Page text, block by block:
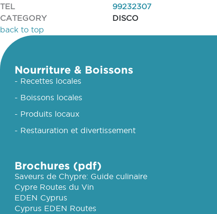
TEL
99232307
CATEGORY
DISCO
back to top
Nourriture & Boissons
- Recettes locales
- Boissons locales
- Produits locaux
- Restauration et divertissement
Brochures (pdf)
Saveurs de Chypre: Guide culinaire
Cypre Routes du Vin
EDEN Cyprus
Cyprus EDEN Routes